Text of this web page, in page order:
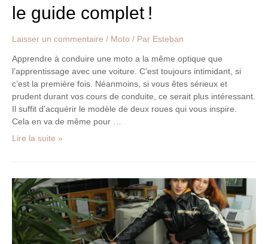
le guide complet !
Laisser un commentaire / Moto / Par Esteban
Apprendre à conduire une moto a la même optique que
l’apprentissage avec une voiture. C’est toujours intimidant, si
c’est la première fois. Néanmoins, si vous êtes sérieux et
prudent durant vos cours de conduite, ce serait plus intéressant.
Il suffit d’acquérir le modèle de deux roues qui vous inspire.
Cela en va de même pour …
Lire la suite »
Passionné
de
moto :
Comment
faire